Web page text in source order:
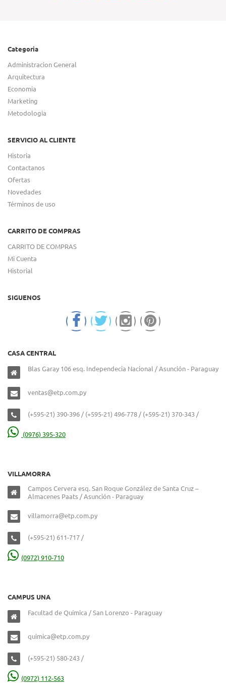
Categoria
Administracion General
Arquitectura
Economia
Marketing
Metodologia
SERVICIO AL CLIENTE
Historia
Contactanos
Ofertas
Novedades
Términos de uso
CARRITO DE COMPRAS
CARRITO DE COMPRAS
Mi Cuenta
Historial
SIGUENOS
CASA CENTRAL
Blas Garay 106 esq. Independecia Nacional / Asunción - Paraguay
ventas@etp.com.py
(+595-21) 390-396 / (+595-21) 496-778 / (+595-21) 370-343 /
(0976) 395-320
VILLAMORRA
Campos Cervera esq. San Roque González de Santa Cruz –
Almacenes Paats / Asunción - Paraguay
villamorra@etp.com.py
(+595-21) 611-717 /
(0972) 910-710
CAMPUS UNA
Facultad de Química / San Lorenzo - Paraguay
quimica@etp.com.py
(+595-21) 580-243 /
(0972) 112-563